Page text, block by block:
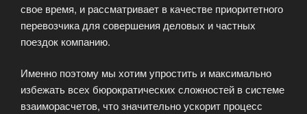
свое время, и рассматривает в качестве приоритетного
перевозчика для совершения деловых и частных
поездок компанию.
Именно поэтому мы хотим упростить и максимально
избежать всех бюрократических сложностей в системе
взаиморасчетов, что значительно ускорит процесс